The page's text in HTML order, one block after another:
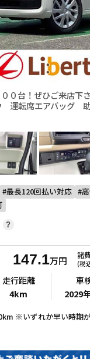
０台！ぜひご来店
運転席エアバッグ 助
最長120回払い対応
?
147.1万円 諸
(税
※いずれか早い時期
走行距離
4km
車
2029